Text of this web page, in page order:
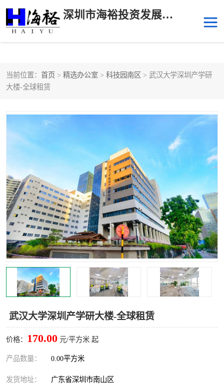
深圳市海裕投资发展有限公司
当前位置： 首页 > 精选办公室 > 科技园南区 > 武汉大学深圳产学研
大楼-全球租赁
武汉大学深圳产学研大楼-全球租赁
价格： 170.00 元/平方米 起
产品数量： 0.00平方米
发货地址： 广东省深圳市南山区
后海
前海 深圳湾科技生态园
福田中心区写字楼租赁 宝安中心区
深圳宝安 福田车公庙
罗湖水贝 南山南油
龙华 罗湖区
宝安区 西乡
兴东 石岩
车公庙
中心区